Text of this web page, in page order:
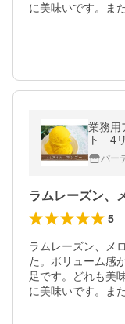
に美味いです。ま
業務用
ト 4
パー
5
ラムレーズン、メ
た。ボリューム感
足です。どれも美
に美味いです。ま